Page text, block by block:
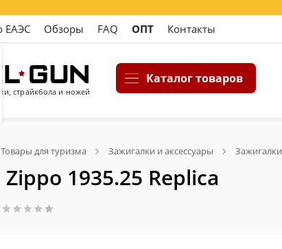
ЕАЭС Обзоры FAQ ОПТ Контакты
страйкбола и ножей
Каталог товаров
Товары для туризма Зажигалки и аксессуары Зажигалки
1935.25 Replica